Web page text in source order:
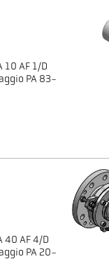
10 AF 1/D
PA 83-
40 AF 4/D
PA 20-